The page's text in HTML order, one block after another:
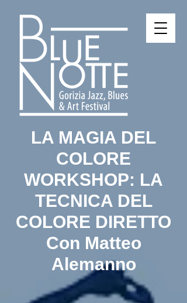
LA MAGIA DEL
COLORE
WORKSHOP: LA
TECNICA DEL
COLORE DIRETTO
Con Matteo
Alemanno